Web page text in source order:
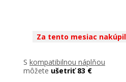
Za tento mesiac
S kompatibilnou náplňou
môžete ušetriť 83 €